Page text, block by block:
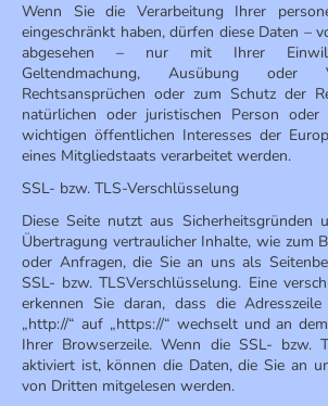
Wenn Sie die Verarbeitung Ihrer
eingeschränkt haben, dürfen diese Daten –
abgesehen – nur mit Ihrer
Geltendmachung, Ausübung oder
Rechtsansprüchen oder zum Schutz der
natürlichen oder juristischen Person oder
wichtigen öffentlichen Interesses der
eines Mitgliedstaats verarbeitet werden.
SSL- bzw. TLS-Verschlüsselung
Diese Seite nutzt aus Sicherheitsgründen
Übertragung vertraulicher Inhalte, wie zum
oder Anfragen, die Sie an uns als
SSL- bzw. TLSVerschlüsselung. Eine
erkennen Sie daran, dass die
„http://“ auf „https://“ wechselt und an
Ihrer Browserzeile. Wenn die SSL- bzw.
aktiviert ist, können die Daten, die Sie an
von Dritten mitgelesen werden.